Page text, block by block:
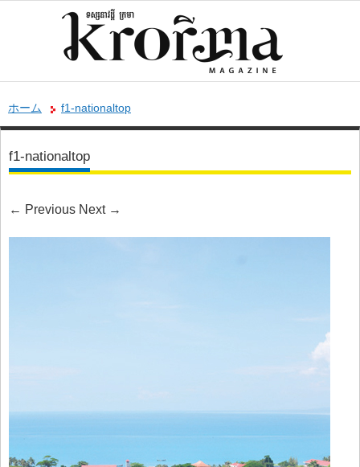
ホーム f1-nationaltop
f1-nationaltop
← Previous Next →